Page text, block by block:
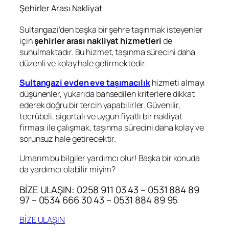
Şehirler Arası Nakliyat
Sultangazi’den başka bir şehre taşınmak isteyenler
içinşehirler arası nakliyat hizmetleride
sunulmaktadır. Bu hizmet, taşınma sürecini daha
düzenli ve kolay hale getirmektedir.
Sultangazi evden eve taşımacılıkhizmeti almayı
düşünenler, yukarıda bahsedilen kriterlere dikkat
ederek doğru bir tercih yapabilirler. Güvenilir,
tecrübeli, sigortalı ve uygun fiyatlı bir nakliyat
firması ile çalışmak, taşınma sürecini daha kolay ve
sorunsuz hale getirecektir.
Umarım bu bilgiler yardımcı olur! Başka bir konuda
da yardımcı olabilir miyim?
BİZE ULAŞIN: 0258 911 03 43 – 0531 884 89
97 – 0534 666 30 43 – 0531 884 89 95
BİZE ULAŞIN